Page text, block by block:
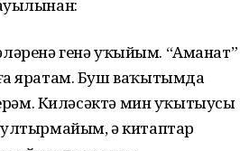
генә уҡыйым. “Аманат”
яратам. Буш ваҡытымда
Киләсәктә мин уҡытыусы
ә китаптар